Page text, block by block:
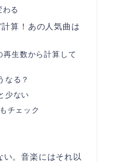
わる
算！あの人気曲は
生数から計算して
なる？
少ない
チェック
。音楽にはそれ以